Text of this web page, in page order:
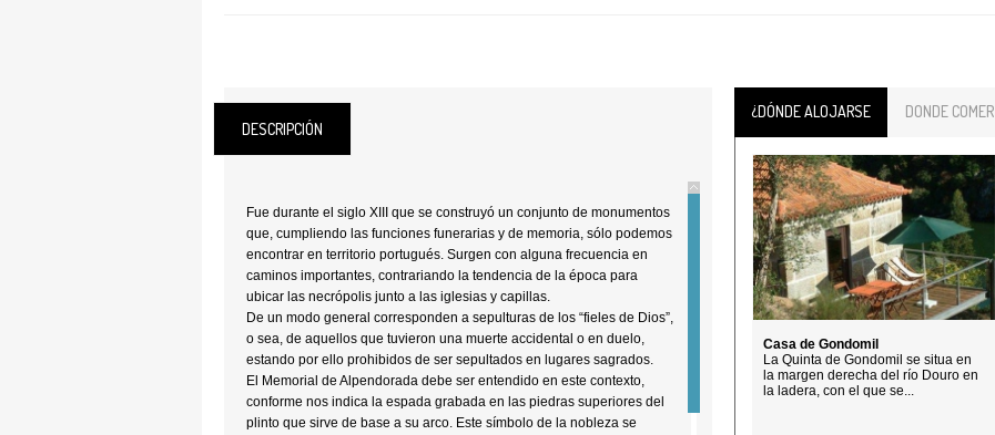
DESCRIPCIÓN
Fue durante el siglo XIII que se construyó un conjunto de monumentos
que, cumpliendo las funciones funerarias y de memoria, sólo podemos
encontrar en territorio portugués. Surgen con alguna frecuencia en
caminos importantes, contrariando la tendencia de la época para
ubicar las necrópolis junto a las iglesias y capillas.
De un modo general corresponden a sepulturas de los “fieles de Dios”,
o sea, de aquellos que tuvieron una muerte accidental o en duelo,
estando por ello prohibidos de ser sepultados en lugares sagrados.
El Memorial de Alpendorada debe ser entendido en este contexto,
conforme nos indica la espada grabada en las piedras superiores del
plinto que sirve de base a su arco. Este símbolo de la nobleza se
¿DÓNDE ALOJARSE DONDE COMER
Casa de Gondomil
La Quinta de Gondomil se situa en
la margen derecha del río Douro en
la ladera, con el que se...